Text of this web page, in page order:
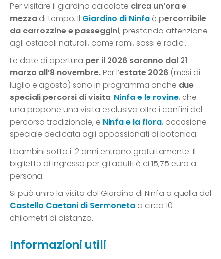
Per visitare il giardino calcolate circa un’ora e
mezza di tempo. Il Giardino di Ninfa è percorribile
da carrozzine e passeggini, prestando attenzione
agli ostacoli naturali, come rami, sassi e radici.
Le date di apertura per il 2026 saranno dal 21
marzo all’8 novembre.Per l’estate 2026 (mesi di
luglio e agosto) sono in programma anche due
speciali percorsi di visita. Ninfa e le rovine, che
una propone una visita esclusiva oltre i confini del
percorso tradizionale, e Ninfa e la flora, occasione
speciale dedicata agli appassionati di botanica.
I bambini sotto i 12 anni entrano gratuitamente. Il
biglietto di ingresso per gli adulti è di 15,75 euro a
persona.
Si può unire la visita del Giardino di Ninfa a quella del
Castello Caetani di Sermoneta a circa 10
chilometri di distanza.
Informazioni utili